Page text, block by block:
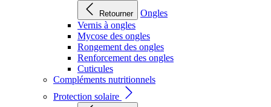
Retourner
Ongles
Vernis à ongles
Mycose des ongles
Rongement des ongles
Renforcement des ongles
Cuticules
Compléments nutritionnels
Protection solaire